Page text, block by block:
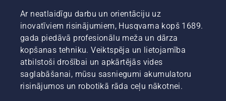
Ar neatlaidīgu darbu un orientāciju uz
inovatīviem risinājumiem, Husqvarna kopš 1689.
gada piedāvā profesionālu meža un dārza
kopšanas tehniku. Veiktspēja un lietojamība
atbilstoši drošībai un apkārtējās vides
saglabāšanai, mūsu sasniegumi akumulatoru
risinājumos un robotikā rāda ceļu nākotnei.